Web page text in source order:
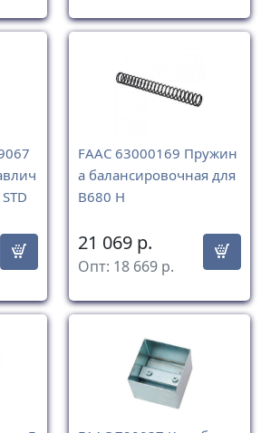
FAAC 63000169 Пружин
а балансировочная для
B680 H
21 069 р.
Опт: 18 669 р.